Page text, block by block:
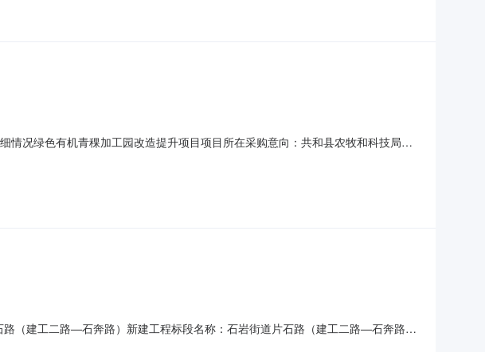
况绿色有机青稞加工园改造提升项目项目所在采购意向：共和县农牧和科技局
化麦片、青稞片生产洁净车间2839.26㎡（包含建筑、结构、装饰、给排水、电气
（建工二路—石奔路）新建工程标段名称：石岩街道片石路（建工二路—石奔路）